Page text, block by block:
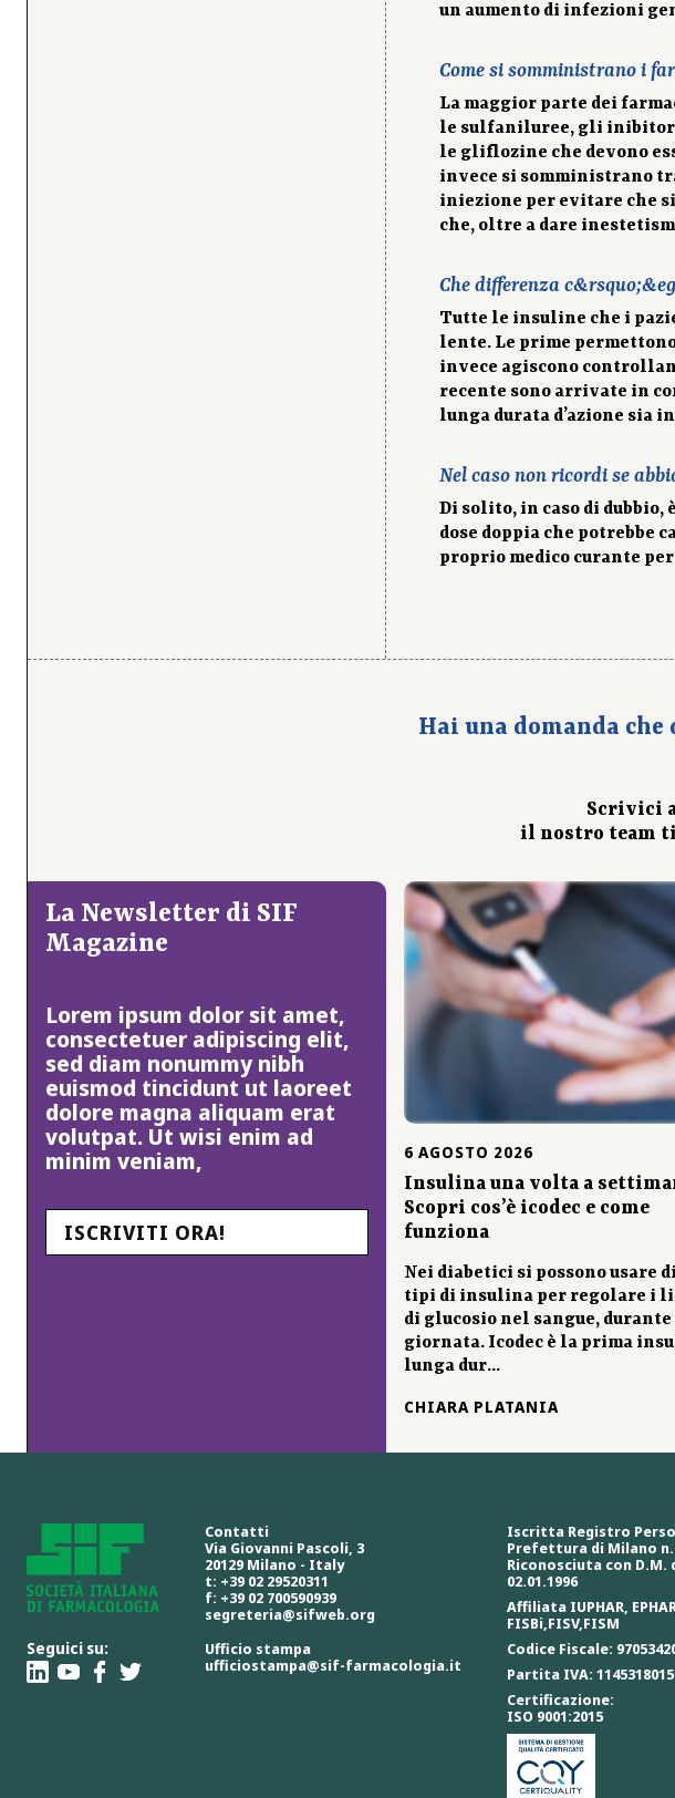
un aumento di infezioni
Come si somministrano i
La maggior parte dei
le sulfaniluree, gli inibitori
le gliflozine che devono
invece si somministrano
iniezione per evitare che
che, oltre a dare
Che differenza
Tutte le insuline che i
lente. Le prime permettono
invece agiscono
recente sono arrivate in
lunga durata d’azione sia
Nel caso non ricordi se
Di solito, in caso di
dose doppia che
proprio medico curante
Hai una domanda
Scrivici
il nostro team
La Newsletter di SIF
Magazine
Lorem ipsum dolor sit amet,
consectetuer adipiscing elit,
sed diam nonummy nibh
euismod tincidunt ut laoreet
dolore magna aliquam erat
volutpat. Ut wisi enim ad
minim veniam,
ISCRIVITI ORA!
6 AGOSTO 2026
Insulina una volta a
Scopri cos’è icodec e come
funziona
Nei diabetici si possono usare
tipi di insulina per regolare i
di glucosio nel sangue,
giornata. Icodec è la prima
lunga dur...
CHIARA PLATANIA
Seguici su:
Contatti
Via Giovanni Pascoli, 3
20129 Milano - Italy
t: +39 02 29520311
f: +39 02 700590939
segreteria@sifweb.org
Ufficio stampa
ufficiostampa@sif-farmacologia.it
Iscritta Registro
Prefettura di Milano
Riconosciuta con D.M.
02.01.1996
Affiliata IUPHAR,
FISBi,FISV,FISM
Codice Fiscale:
Partita IVA:
Certificazione:
ISO 9001:2015